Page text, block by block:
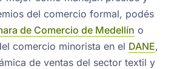
del comercio formal, podés
de Comercio de Medellín o
comercio minorista en el DANE,
de ventas del sector textil y